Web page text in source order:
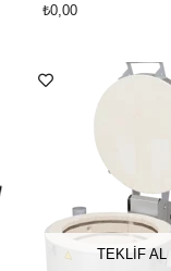
₺0,00
TEKLİF AL